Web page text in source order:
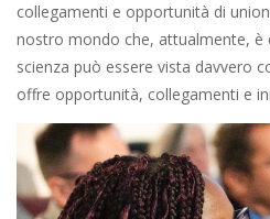
collegamenti e opportunità di
nostro mondo che, attualmente, è
scienza può essere vista davvero
offre opportunità, collegamenti e